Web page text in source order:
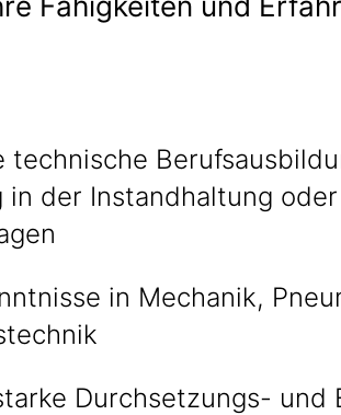
technische
in der Instandhaltung
in Mechanik,
Durchsetzungs- und